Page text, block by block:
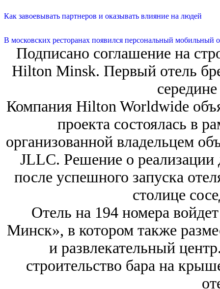
Как завоевывать партнеров и оказывать влияние на людей
В московских ресторанах появился персональный мобильный
Подписано соглашение на
Hilton Minsk. Первый отель
Компания Hilton Worldwide
проекта состоялась в
организованной владельцем
JLLC. Решение о реализации
после успешного запуска
столице
Отель на 194 номера
Минск», в котором также
и развлекательный
строительство бара на